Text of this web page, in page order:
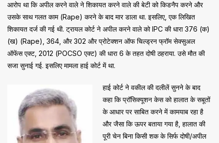
आरोप था कि अपील करने वाले ने शिकायत करने वाले की बेटी को किडनैप करने और
उसके साथ गलत काम (Rape) करने के बाद मार डाला था. इसलिए, एक लिखित
शिकायत दर्ज की गई थी. ट्रायल कोर्ट ने अपील करने वाले को IPC की धारा 376 (क)
(ख) (Rape), 364, और 302 और प्रोटेक्शन ऑफ चिल्ड्रन फ्रॉम सेक्सुअल
ऑफेंस एक्ट, 2012 (POCSO एक्ट) की धारा 6 के तहत दोषी ठहराया. उसे मौत की
सजा सुनाई गई. इसलिए मामला हाई कोर्ट में था.
हाई कोर्ट ने वकील की दलीलें सुनने के बाद
कहा कि प्रॉसिक्यूशन केस को हालात के सबूतों
के आधार पर साबित करने में कामयाब रहा है
और जैसा कि ऊपर बताया गया है, हालात की
पूरी चेन बिना किसी शक के सिर्फ दोषी/अपील